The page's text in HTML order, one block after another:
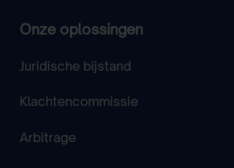
Onze oplossingen
Juridische bijstand
Klachtencommissie
Arbitrage